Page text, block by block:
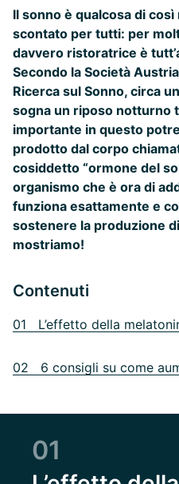
Il sonno è qualcosa di
scontato per tutti: per
davvero ristoratrice è
Secondo la Società
Ricerca sul Sonno, circa
sogna un riposo notturno
importante in questo
prodotto dal corpo
cosiddetto “ormone del
organismo che è ora di
funziona esattamente e
sostenere la produzione
mostriamo!
Contenuti
01